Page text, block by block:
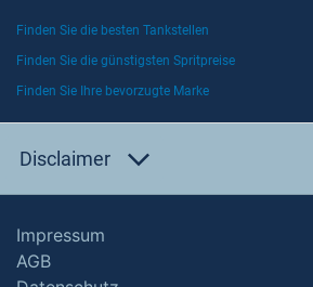
Finden Sie die besten Tankstellen
Finden Sie die günstigsten Spritpreise
Finden Sie Ihre bevorzugte Marke
Disclaimer
Impressum
AGB